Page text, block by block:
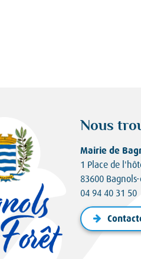
Nous
Mairie de
1 Place de
83600
04 94 40 31 50